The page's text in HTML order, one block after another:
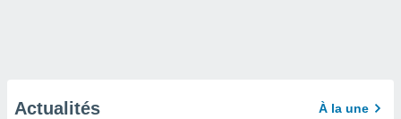
Actualités À la une